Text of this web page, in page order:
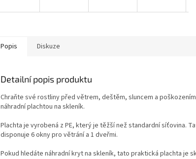
Popis Diskuze
Detailní popis produktu
Chraňte své rostliny před větrem, deštěm, sluncem a
náhradní plachtou na skleník.
Plachta je vyrobená z PE, který je těžší než standardní síťovina.
disponuje 6 okny pro větrání a 1 dveřmi.
Pokud hledáte náhradní kryt na skleník, tato praktická plachta je